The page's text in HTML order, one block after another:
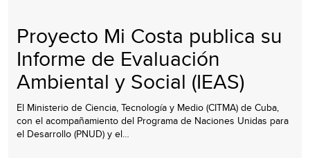
Proyecto Mi Costa publica su
Informe de Evaluación
Ambiental y Social (IEAS)
El Ministerio de Ciencia, Tecnología y Medio (CITMA) de Cuba,
con el acompañamiento del Programa de Naciones Unidas para
el Desarrollo (PNUD) y el…